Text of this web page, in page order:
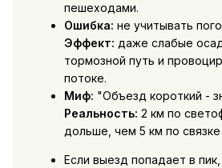
пешеходами.
Ошибка: не учитывать
Эффект: даже слабые
тормозной путь и
потоке.
Миф: "Объезд короткий -
Реальность: 2 км по
дольше, чем 5 км по связке
Если выезд попадает в